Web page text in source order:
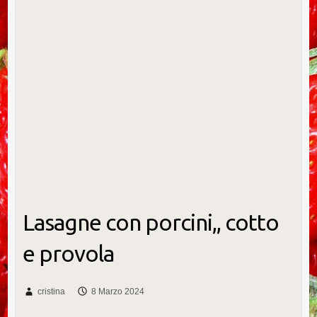
Lasagne con porcini,, cotto
e provola
cristina 8 Marzo 2024